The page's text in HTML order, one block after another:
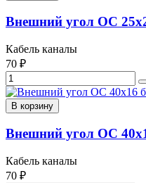
Внешний угол ОС
Кабель каналы
70 ₽
В корзину
Внешний угол ОС
Кабель каналы
70 ₽